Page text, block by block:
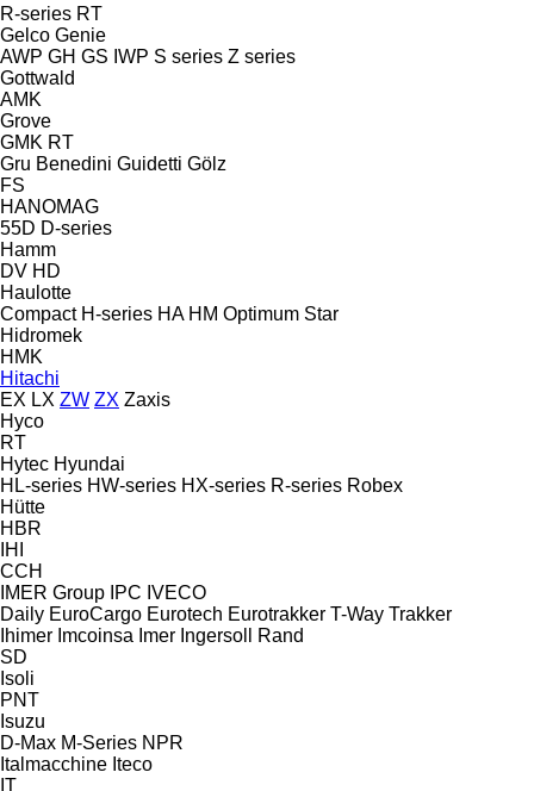
R-series RT
Gelco Genie
AWP GH GS IWP S series Z series
Gottwald
AMK
Grove
GMK RT
Gru Benedini Guidetti Gölz
FS
HANOMAG
55D D-series
Hamm
DV HD
Haulotte
Compact H-series HA HM Optimum Star
Hidromek
HMK
Hitachi
EX LX ZW ZX Zaxis
Hyco
RT
Hytec Hyundai
HL-series HW-series HX-series R-series Robex
Hütte
HBR
IHI
CCH
IMER Group IPC IVECO
Daily EuroCargo Eurotech Eurotrakker T-Way Trakker
Ihimer Imcoinsa Imer Ingersoll Rand
SD
Isoli
PNT
Isuzu
D-Max M-Series NPR
Italmacchine Iteco
IT